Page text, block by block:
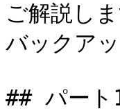
ご解説し
バックア
## パート